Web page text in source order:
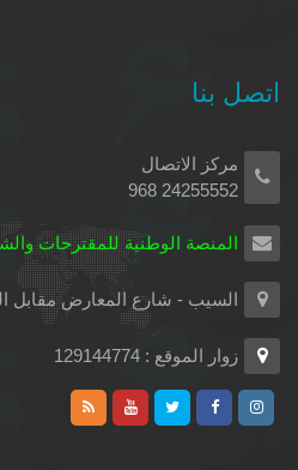
اتصل بنا
مركز الاتصال
24255552 968
المنصة الوطنية للمقترحات
السيب - شارع المعارض مقابل
زوار الموقع : 129144774